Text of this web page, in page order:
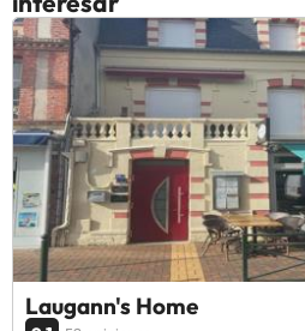
Laugann's Home